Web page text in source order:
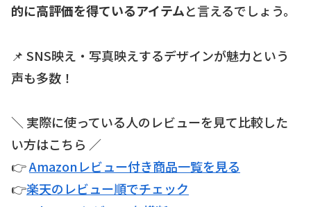
的に高評価を得ているアイテムと言えるでしょう。
📌 SNS映え・写真映えするデザインが魅力という
声も多数！
＼ 実際に使っている人のレビューを見て比較した
い方はこちら ／
👉Amazonレビュー付き商品一覧を見る
👉楽天のレビュー順でチェック